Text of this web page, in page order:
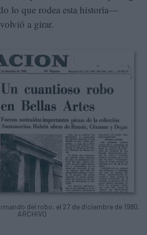
lo que rodea esta historia—
a girar.
del robo, el 27 de diciembre de 1980.
ARCHIVO